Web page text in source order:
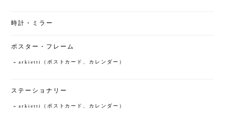
時計・ミラー
ポスター・フレーム
arkietti（ポストカード、カレンダー）
ステーショナリー
arkietti（ポストカード、カレンダー）